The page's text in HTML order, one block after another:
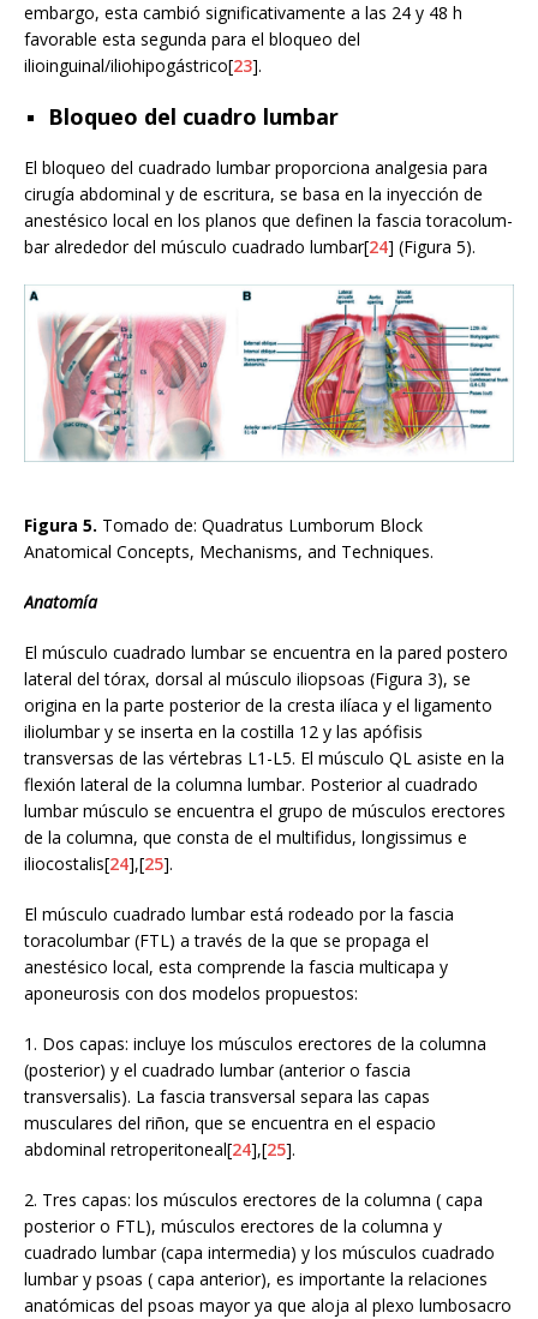
embargo, esta cambió significativamente a las 24 y 48 h
favorable esta segunda para el bloqueo del
ilioinguinal/iliohipogástrico[23].
Bloqueo del cuadro lumbar
El bloqueo del cuadrado lumbar proporciona analgesia para
cirugía abdominal y de escritura, se basa en la inyección de
anestésico local en los planos que definen la fascia toracolum-
bar alrededor del músculo cuadrado lumbar[24] (Figura 5).
Figura 5. Tomado de: Quadratus Lumborum Block
Anatomical Concepts, Mechanisms, and Techniques.
Anatomía
El músculo cuadrado lumbar se encuentra en la pared postero
lateral del tórax, dorsal al músculo iliopsoas (Figura 3), se
origina en la parte posterior de la cresta ilíaca y el ligamento
iliolumbar y se inserta en la costilla 12 y las apófisis
transversas de las vértebras L1-L5. El músculo QL asiste en la
flexión lateral de la columna lumbar. Posterior al cuadrado
lumbar músculo se encuentra el grupo de músculos erectores
de la columna, que consta de el multifidus, longissimus e
iliocostalis[24],[25].
El músculo cuadrado lumbar está rodeado por la fascia
toracolumbar (FTL) a través de la que se propaga el
anestésico local, esta comprende la fascia multicapa y
aponeurosis con dos modelos propuestos:
1. Dos capas: incluye los músculos erectores de la columna
(posterior) y el cuadrado lumbar (anterior o fascia
transversalis). La fascia transversal separa las capas
musculares del riñon, que se encuentra en el espacio
abdominal retroperitoneal[24],[25].
2. Tres capas: los músculos erectores de la columna ( capa
posterior o FTL), músculos erectores de la columna y
cuadrado lumbar (capa intermedia) y los músculos cuadrado
lumbar y psoas ( capa anterior), es importante la relaciones
anatómicas del psoas mayor ya que aloja al plexo lumbosacro